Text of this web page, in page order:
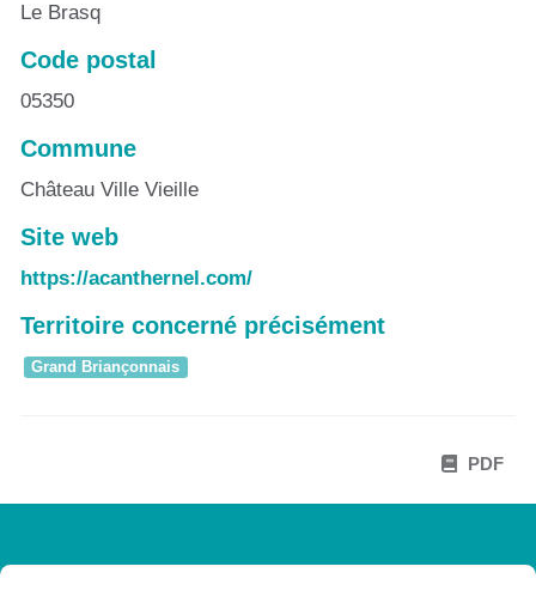
Le Brasq
Code postal
05350
Commune
Château Ville Vieille
Site web
https://acanthernel.com/
Territoire concerné précisément
Grand Briançonnais
PDF